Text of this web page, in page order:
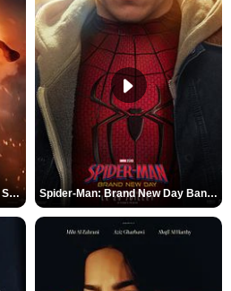
L'Odyssée Bande-annonce VO STFR Spider-Man: Brand New Day Bande-annonce VO STFR